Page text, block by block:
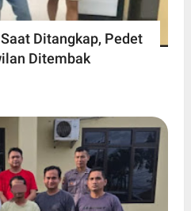
Ditangkap, Pedet
Ditembak